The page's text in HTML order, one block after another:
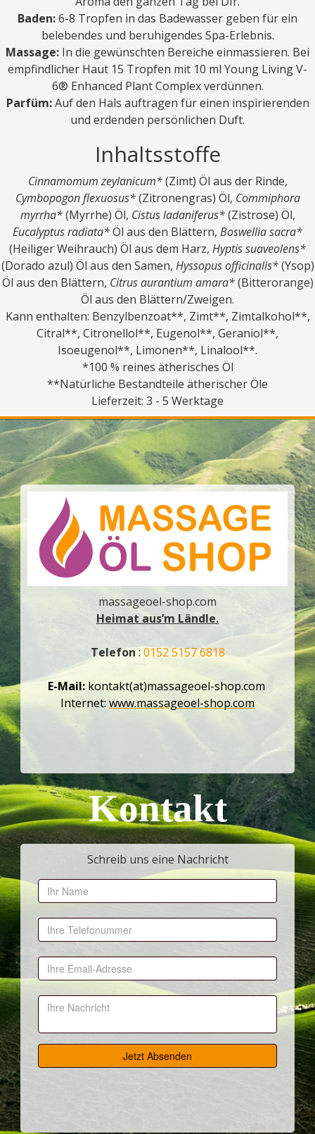
Baden:6-8 Tropfen in das Badewasser geben für ein
belebendes und beruhigendes Spa-Erlebnis.
Massage: In die gewünschten Bereiche einmassieren. Bei
empfindlicher Haut 15 Tropfen mit 10 ml Young Living V-
6® Enhanced Plant Complex verdünnen.
Parfüm:Auf den Hals auftragen für einen inspirierenden
und erdenden persönlichen Duft.
Inhaltsstoffe
Cinnamomum zeylanicum*(Zimt) Öl aus der Rinde,
Cymbopogon flexuosus*(Zitronengras) Öl, Commiphora
myrrha*(Myrrhe) Öl, Cistus ladaniferus*(Zistrose) Öl,
Eucalyptus radiata*Öl aus den Blättern, Boswellia sacra*
(Heiliger Weihrauch) Öl aus dem Harz, Hyptis suaveolens*
(Dorado azul) Öl aus den Samen, Hyssopus officinalis*(Ysop)
Öl aus den Blättern, Citrus aurantium amara*(Bitterorange)
Öl aus den Blättern/Zweigen.
Kann enthalten: Benzylbenzoat**, Zimt**, Zimtalkohol**,
Citral**, Citronellol**, Eugenol**, Geraniol**,
Isoeugenol**, Limonen**, Linalool**.
*100 % reines ätherisches Öl
**Natürliche Bestandteile ätherischer Öle
Lieferzeit: 3 - 5 Werktage
massageoel-shop.com
Heimat aus’m Ländle.
Telefon: 0152 5157 6818
E-Mail: kontakt(at)massageoel-shop.com
Internet: www.massageoel-shop.com
Kontakt
Schreib uns eine Nachricht